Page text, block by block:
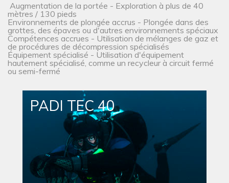
Augmentation de la portée - Exploration à plus de 40
mètres / 130 pieds
Environnements de plongée accrus - Plongée dans des
grottes, des épaves ou d'autres environnements spéciaux
Compétences accrues - Utilisation de mélanges de gaz et
de procédures de décompression spécialisés
Équipement spécialisé - Utilisation d'équipement
hautement spécialisé, comme un recycleur à circuit fermé
ou semi-fermé
PADI TEC 40